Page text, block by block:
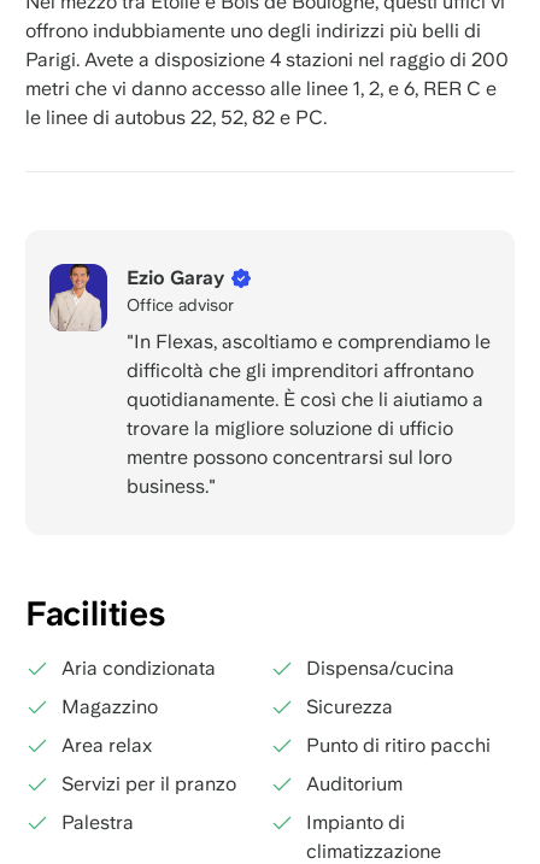
offrono indubbiamente uno degli indirizzi più belli di
Parigi. Avete a disposizione 4 stazioni nel raggio di 200
metri che vi danno accesso alle linee 1, 2, e 6, RER C e
le linee di autobus 22, 52, 82 e PC.
Ezio Garay
Office advisor
"In Flexas, ascoltiamo e comprendiamo le
difficoltà che gli imprenditori affrontano
quotidianamente. È così che li aiutiamo a
trovare la migliore soluzione di ufficio
mentre possono concentrarsi sul loro
business."
Facilities
Aria condizionata
Dispensa/cucina
Magazzino
Sicurezza
Area relax
Punto di ritiro pacchi
Servizi per il pranzo
Auditorium
Palestra
Impianto di
climatizzazione